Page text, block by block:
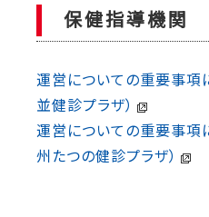
保健指導機関
運営についての重要事項
並健診プラザ）
運営についての重要事項
州たつの健診プラザ）